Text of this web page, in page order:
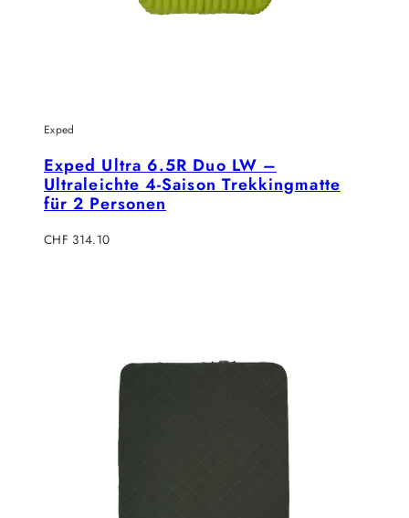
Exped
Exped Ultra 6.5R Duo LW –
Ultraleichte 4-Saison Trekkingmatte
für 2 Personen
Verkaufspreis
CHF 314.10